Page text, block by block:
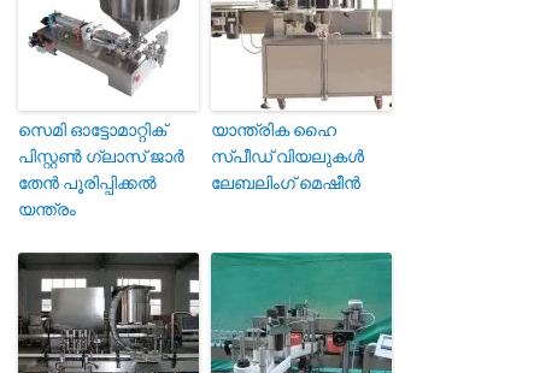
സെമി ഓട്ടോമാറ്റിക്
പിസ്റ്റൺ ഗ്ലാസ് ജാർ
തേൻ പൂരിപ്പിക്കൽ
യന്ത്രം
യാന്ത്രിക ഹൈ
സ്പീഡ് വിയലുകൾ
ലേബലിംഗ് മെഷീൻ